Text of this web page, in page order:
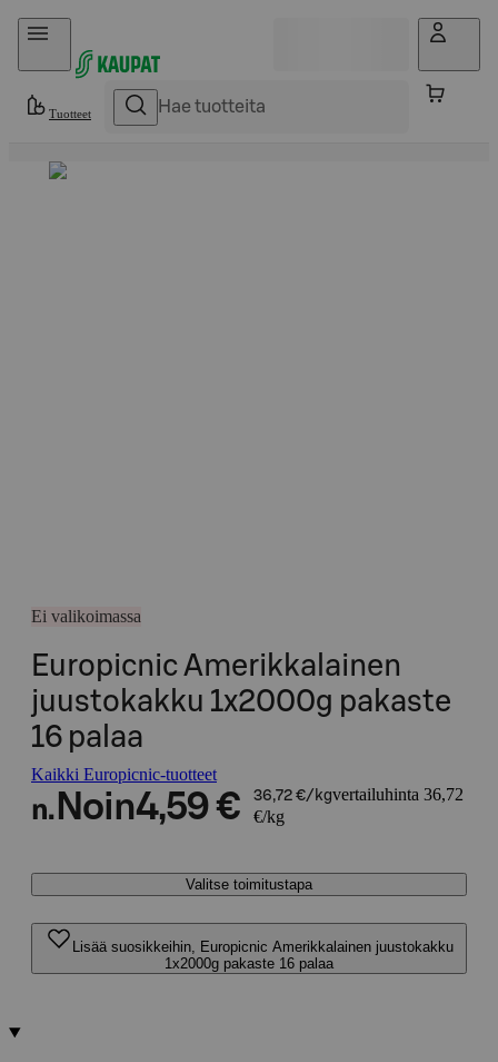
Hyppää sisältöön
Tuotteet
Ei valikoimassa
Europicnic Amerikkalainen
juustokakku 1x2000g pakaste
16 palaa
Kaikki Europicnic-tuotteet
n. Noin4,59 € 36,72 €/kgvertailuhinta 36,72
€/kg
Valitse toimitustapa
Lisää suosikkeihin, Europicnic Amerikkalainen juustokakku
1x2000g pakaste 16 palaa